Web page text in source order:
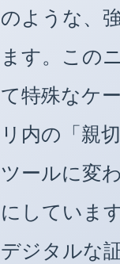
のような、
ます。この
て特殊なケ
リ内の「親
ツールに変
にしていま
デジタルな